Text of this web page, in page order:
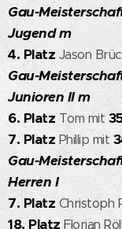
Gau-
Jugend m
4. Platz Jason
Gau-
Junioren II m
6. Platz Tom mit
7. Platz Phillip mit
Gau-
Herren I
7. Platz Christoph
18. Platz Florian